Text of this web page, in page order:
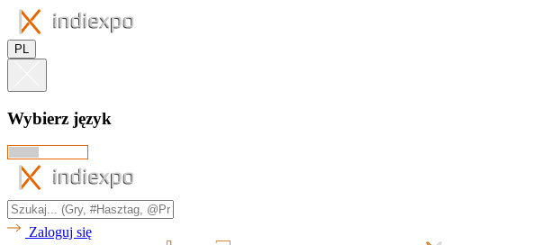
PL
Wybierz język
Zaloguj się